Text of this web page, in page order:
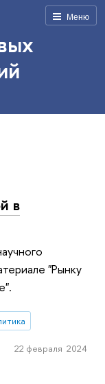
Меню
в
"Рынку
22 февраля 2024